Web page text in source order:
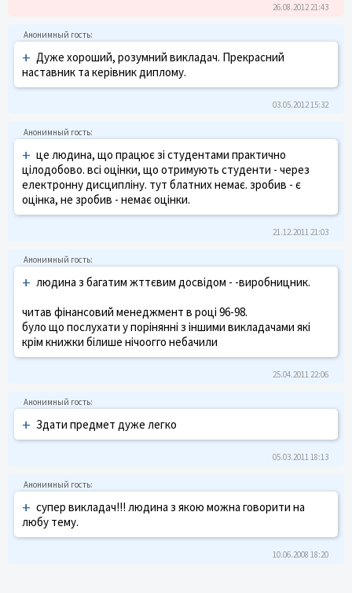
26.08.2012 21:43
+ Дуже хороший, розумний викладач. Прекрасний
наставник та керівник диплому.
03.05.2012 15:32
+ це людина, що працює зі студентами практично
цілодобово. всі оцінки, що отримують студенти - через
електронну дисципліну. тут блатних немає. зробив - є
оцінка, не зробив - немає оцінки.
21.12.2011 21:03
+ людина з багатим жттєвим досвідом - -виробницник.
читав фінансовий менеджмент в році 96-98.
було що послухати у порінянні з іншими викладачами які
крім книжки білише нічоогго небачили
25.04.2011 22:06
+ Здати предмет дуже легко
05.03.2011 18:13
+ супер викладач!!! людина з якою можна говорити на
любу тему.
10.06.2008 18:20